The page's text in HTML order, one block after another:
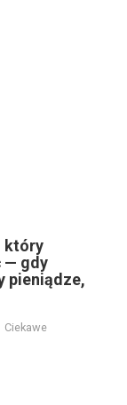
który
— gdy
pieniądze,
Ciekawe